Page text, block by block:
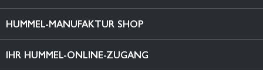
HUMMEL-MANUFAKTUR SHOP
IHR HUMMEL-ONLINE-ZUGANG